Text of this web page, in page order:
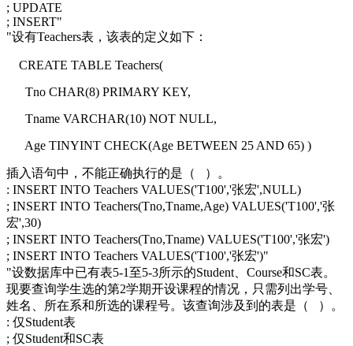
; UPDATE
; INSERT"
"设有Teachers表，该表的定义如下：
CREATE TABLE Teachers(
Tno CHAR(8) PRIMARY KEY,
Tname VARCHAR(10) NOT NULL,
Age TINYINT CHECK(Age BETWEEN 25 AND 65) )
插入语句中，不能正确执行的是（ ）。
: INSERT INTO Teachers VALUES('T100','张宏',NULL)
; INSERT INTO Teachers(Tno,Tname,Age) VALUES('T100','张
宏',30)
; INSERT INTO Teachers(Tno,Tname) VALUES('T100','张宏')
; INSERT INTO Teachers VALUES('T100','张宏')"
"设数据库中已有表5-1至5-3所示的Student、Course和SC表。
现要查询学生选的第2学期开设课程的情况，只需列出学号、
姓名、所在系和所选的课程号。该查询涉及到的表是（ ）。
: 仅Student表
; 仅Student和SC表